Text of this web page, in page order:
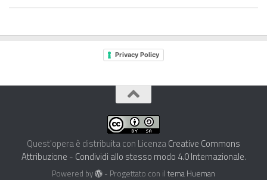
Privacy Policy
Quest'opera è distribuita con LicenzaCreative Commons
Attribuzione - Condividi allo stesso modo 4.0 Internazionale.
Powered by - Progettato con iltema Hueman